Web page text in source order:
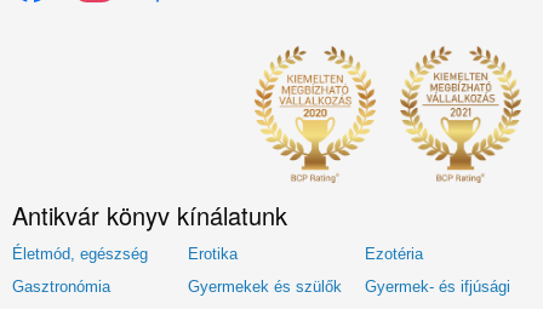
Antikvár könyv kínálatunk
Életmód, egészség Erotika
Ezotéria
Gasztronómia
Gyermekek és szülők
Gyermek- és ifjúsági